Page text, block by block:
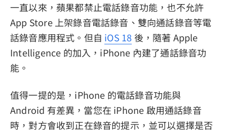
一直以來，蘋果都禁止電話錄音功能，也不允許
App Store 上架錄音電話錄音、雙向通話錄音等電
話錄音應用程式。但自 iOS 18後，隨著 Apple
Intelligence 的加入，iPhone 內建了通話錄音功
能。
值得一提的是，iPhone 的電話錄音功能與
Android 有差異，當您在 iPhone 啟用通話錄音
時，對方會收到正在錄音的提示，並可以選擇是否